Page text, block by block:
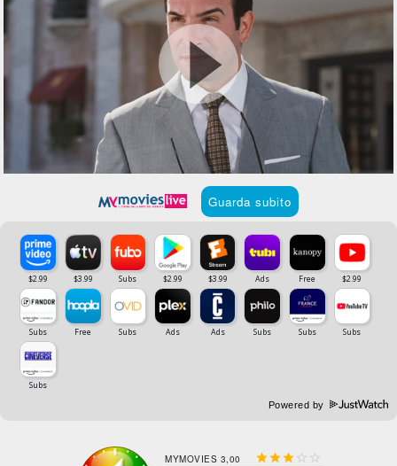
Guarda subito
Powered by
MYMOVIES 3,00   